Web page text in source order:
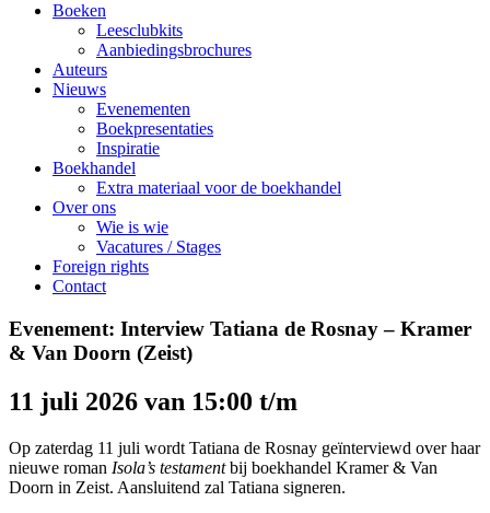
Boeken
Leesclubkits
Aanbiedingsbrochures
Auteurs
Nieuws
Evenementen
Boekpresentaties
Inspiratie
Boekhandel
Extra materiaal voor de boekhandel
Over ons
Wie is wie
Vacatures / Stages
Foreign rights
Contact
Evenement: Interview Tatiana de Rosnay – Kramer
& Van Doorn (Zeist)
11 juli 2026 van 15:00 t/m
Op zaterdag 11 juli wordt Tatiana de Rosnay geïnterviewd over haar
nieuwe roman Isola’s testamentbij boekhandel Kramer & Van
Doorn in Zeist. Aansluitend zal Tatiana signeren.